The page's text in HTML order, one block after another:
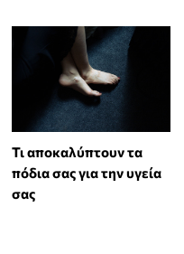
Τι αποκαλύπτουν τα
πόδια σας για την υγεία
σας